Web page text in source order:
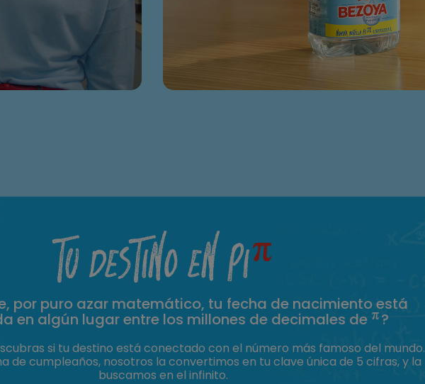
TU DESTINO EN PI
por puro azar matemático, tu fecha de nacimiento está
en algún lugar entre los millones de decimales de ?
si tu destino está conectado con el número más famoso del mundo.
de cumpleaños, nosotros la convertimos en tu clave única de 5 cifras, y la
buscamos en el infinito.